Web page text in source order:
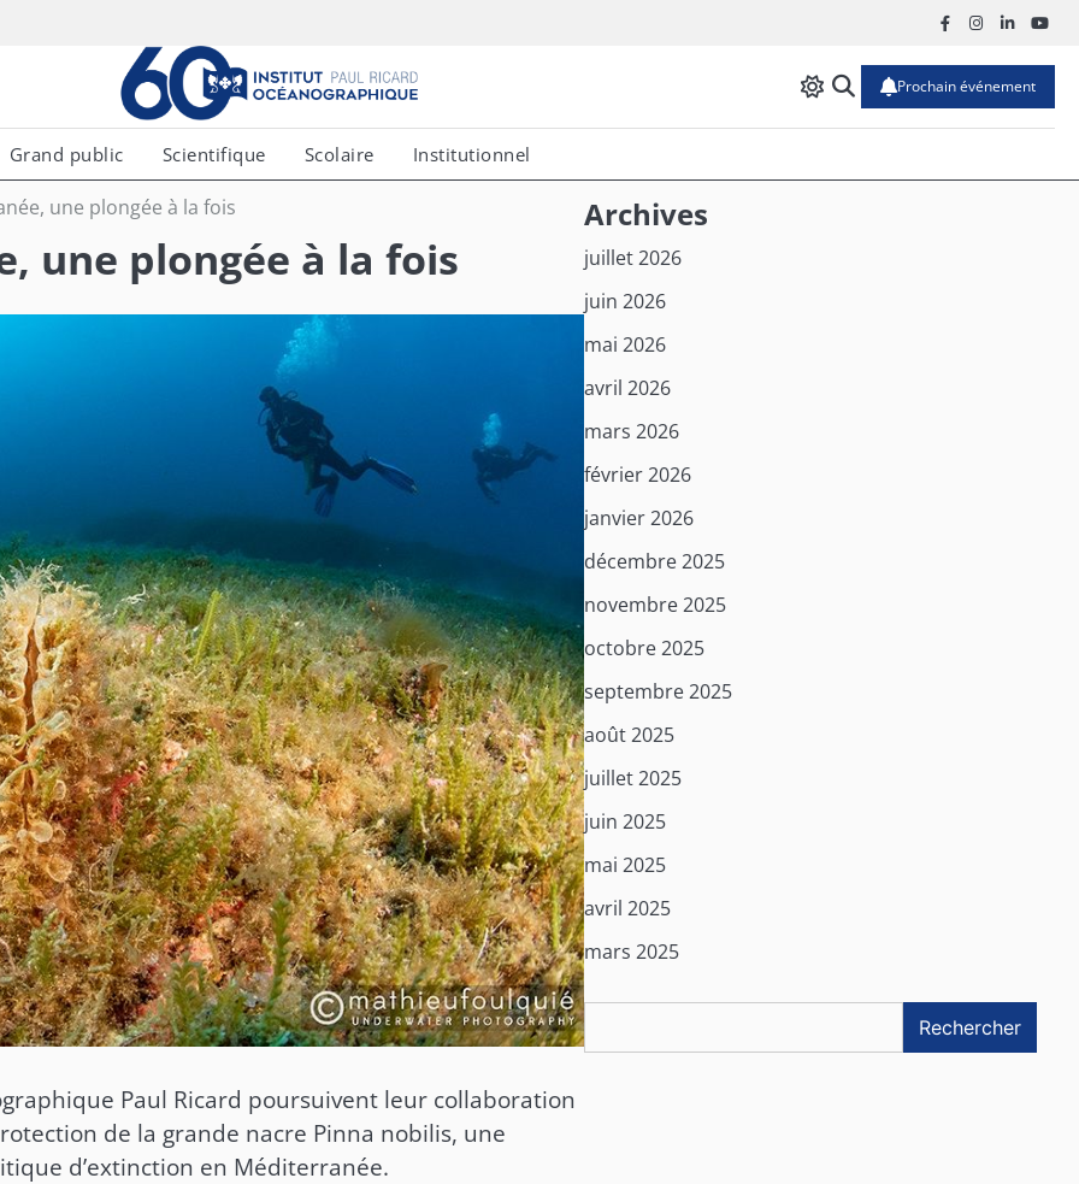
Facebook
Instagram
Linkedin
Prochain événement
Grand public Scientifique Scolaire Institutionnel
une plongée à la fois
une plongée à la fois
Paul Ricard poursuivent leur collaboration
de la grande nacre Pinna nobilis, une
d’extinction en Méditerranée.
Archives
juillet 2026
juin 2026
mai 2026
avril 2026
mars 2026
février 2026
janvier 2026
décembre 2025
novembre 2025
octobre 2025
septembre 2025
août 2025
juillet 2025
juin 2025
mai 2025
avril 2025
mars 2025
Rechercher Rechercher